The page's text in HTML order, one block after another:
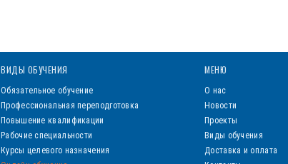
ВИДЫ ОБУЧЕНИЯ
Обязательное обучение
Профессиональная переподготовка
Повышение квалификации
Рабочие специальности
Курсы целевого назначения
МЕНЮ
О нас
Новости
Проекты
Виды обучения
Доставка и оплата